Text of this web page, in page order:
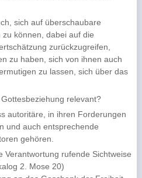
sich auf überschaubare
können, dabei auf die
zurückzugreifen,
zu haben, sich von ihnen auch
zu lassen, sich über das
relevant?
autoritäre, in ihren Forderungen
und auch entsprechende
gehören.
Verantwortung rufende Sichtweise
2. Mose 20)